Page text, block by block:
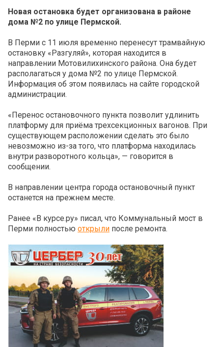
Новая остановка будет организована в районе
дома №2 по улице Пермской.
В Перми с 11 июля временно перенесут трамвайную
остановку «Разгуляй», которая находится в
направлении Мотовилихинского района. Она будет
располагаться у дома №2 по улице Пермской.
Информация об этом появилась на сайте городской
администрации.
«Перенос остановочного пункта позволит удлинить
платформу для приёма трехсекционных вагонов. При
существующем расположении сделать это было
невозможно из-за того, что платформа находилась
внутри разворотного кольца», — говорится в
сообщении.
В направлении центра города остановочный пункт
останется на прежнем месте.
Ранее «В курсе.ру» писал, что Коммунальный мост в
Перми полностью открыли после ремонта.